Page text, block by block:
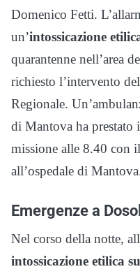
Domenico Fetti.
un’intossicazione
quarantenne nell’area
richiesto l’intervento
Regionale.
di Mantova ha prestato
missione alle 8.40 con il
all’ospedale di
Emergenze a
Nel corso della notte,
intossicazione etilica